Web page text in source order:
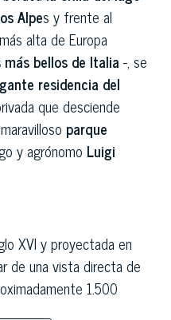
Alpes y frente al
alta de Europa
más bellos de Italia -, se
residencia del
que desciende
parque
y agrónomo Luigi
XVI y proyectada en
de una vista directa de
1.500